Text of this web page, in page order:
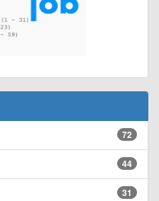
72
44
31